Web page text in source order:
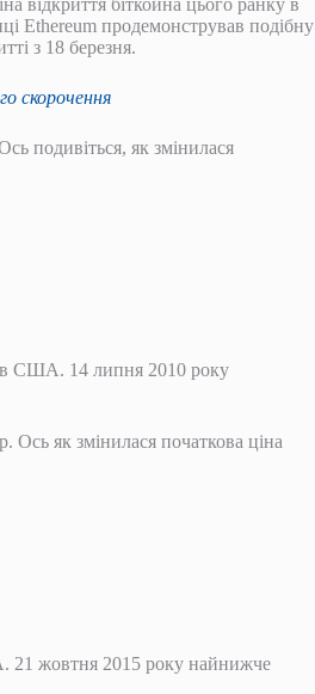
відкриття біткойна цього ранку в
Ethereum продемонстрував подібну
з 18 березня.
скорочення
подивіться, як змінилася
США. 14 липня 2010 року
Ось як змінилася початкова ціна
21 жовтня 2015 року найнижче